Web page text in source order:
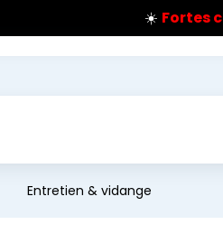
☀️ Fortes
Prix
🔥
Entretien & vidange